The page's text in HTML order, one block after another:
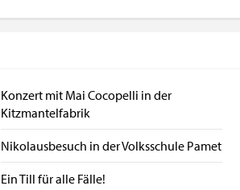
Konzert mit Mai Cocopelli in der
Kitzmantelfabrik
Nikolausbesuch in der Volksschule Pamet
Ein Till für alle Fälle!